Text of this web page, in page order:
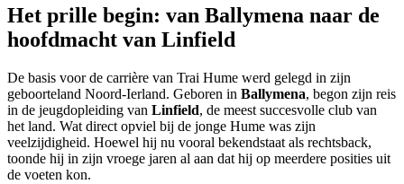
Het prille begin: van Ballymena naar de
hoofdmacht van Linfield
De basis voor de carrière van Trai Hume werd gelegd in zijn
geboorteland Noord-Ierland. Geboren in Ballymena, begon zijn reis
in de jeugdopleiding van Linfield, de meest succesvolle club van
het land. Wat direct opviel bij de jonge Hume was zijn
veelzijdigheid. Hoewel hij nu vooral bekendstaat als rechtsback,
toonde hij in zijn vroege jaren al aan dat hij op meerdere posities uit
de voeten kon.